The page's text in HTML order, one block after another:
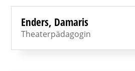
Enders, Damaris
Theaterpädagogin